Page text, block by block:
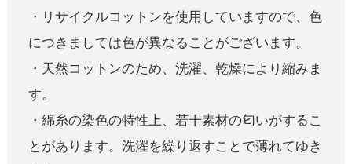
・リサイクルコットンを使用していますので、色
につきましては色が異なることがございます。
・天然コットンのため、洗濯、乾燥により縮みま
す。
・綿糸の染色の特性上、若干素材の匂いがするこ
とがあります。洗濯を繰り返すことで薄れてゆき